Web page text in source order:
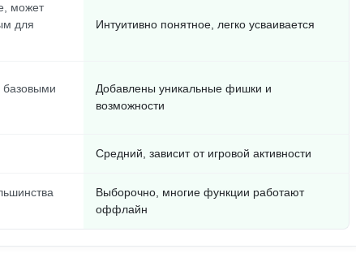
может
для
Интуитивно понятное, легко усваивается
Добавлены уникальные фишки и
возможности
Средний, зависит от игровой активности
Выборочно, многие функции работают
оффлайн